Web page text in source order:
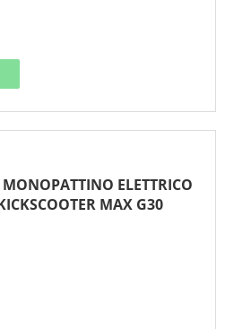
ELETTRICO
MAX G30